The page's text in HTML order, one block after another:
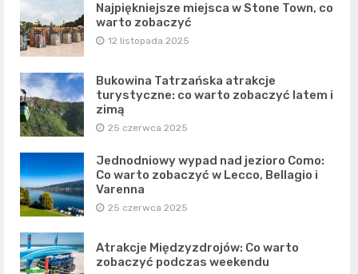
Najpiękniejsze miejsca w Stone Town, co
warto zobaczyć
12 listopada 2025
Bukowina Tatrzańska atrakcje
turystyczne: co warto zobaczyć latem i
zimą
25 czerwca 2025
Jednodniowy wypad nad jezioro Como:
Co warto zobaczyć w Lecco, Bellagio i
Varenna
25 czerwca 2025
Atrakcje Międzyzdrojów: Co warto
zobaczyć podczas weekendu